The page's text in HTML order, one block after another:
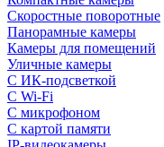
Скоростные поворотные
Панорамные камеры
Камеры для помещений
Уличные камеры
С ИК-подсветкой
С Wi-Fi
С микрофоном
С картой памяти